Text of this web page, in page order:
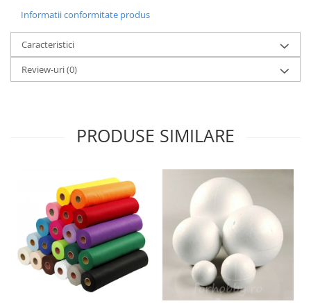
Masti
Forme/Figurine carton
Panglici, snururi, sarma
Dantela
Panglici craciun
Sticlute
Altele
Stampile, sigilii
Baze stampile
Informatii conformitate produs
Caracteristici
Review-uri(0)
PRODUSE SIMILARE